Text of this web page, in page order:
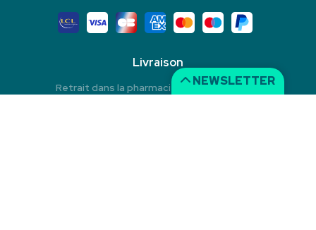
NEWSLETTER
Livraison
Retrait dans la pharmacie en Click & Collect